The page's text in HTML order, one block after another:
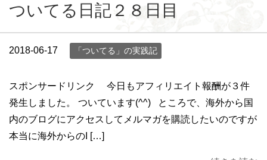
ついてる日記２８日目
2018-06-17 「ついてる」の実践記
スポンサードリンク 今日もアフィリエイト報酬が３件
発生しました。 ついています(^^) ところで、海外から国
内のブログにアクセスしてメルマガを購読したいのですが
本当に海外からのI […]